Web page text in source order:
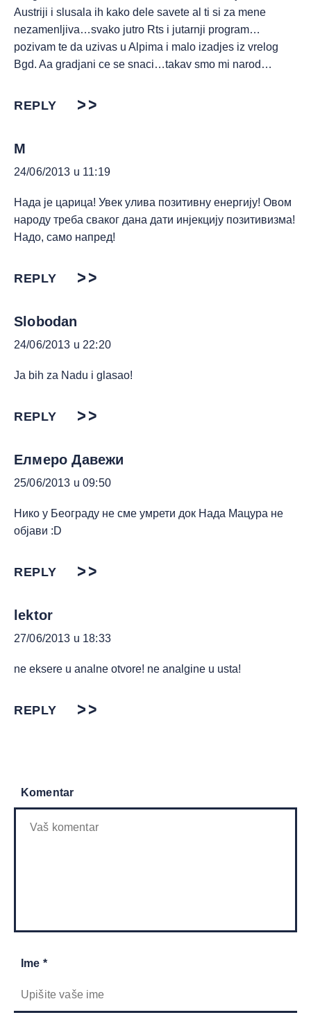
Austriji i slusala ih kako dele savete al ti si za mene
nezamenljiva…svako jutro Rts i jutarnji program…
pozivam te da uzivas u Alpima i malo izadjes iz vrelog
Bgd. Aa gradjani ce se snaci…takav smo mi narod…
REPLY
М
24/06/2013 u 11:19
Нада је царица! Увек улива позитивну енергију! Овом
народу треба сваког дана дати инјекцију позитивизма!
Надо, само напред!
REPLY
Slobodan
24/06/2013 u 22:20
Ja bih za Nadu i glasao!
REPLY
Елмеро Давежи
25/06/2013 u 09:50
Нико у Београду не сме умрети док Нада Мацура не
објави :D
REPLY
lektor
27/06/2013 u 18:33
ne eksere u analne otvore! ne analgine u usta!
REPLY
Komentar
Ime *